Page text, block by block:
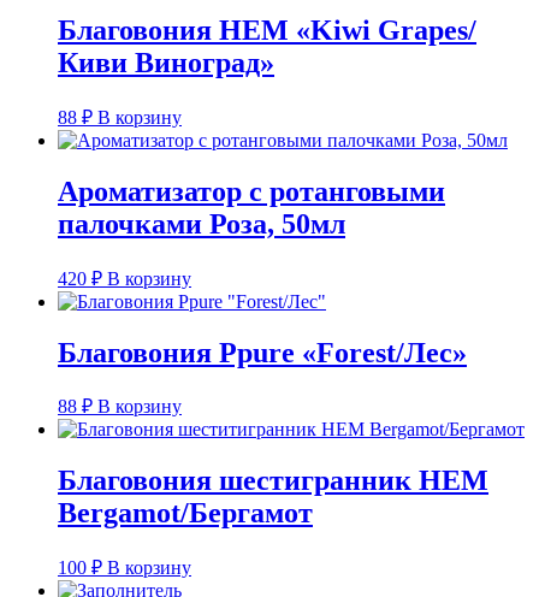
Благовония HEM «Kiwi Grapes/
Киви Виноград»
88 ₽ В корзину
Ароматизатор с ротанговыми
палочками Роза, 50мл
420 ₽ В корзину
Благовония Ppure «Forest/Лес»
88 ₽ В корзину
Благовония шестигранник HEM
Bergamot/Бергамот
100 ₽ В корзину